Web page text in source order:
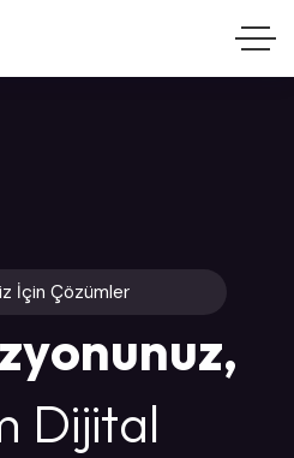
İçin Çözümler
zyonunuz,
Dijital